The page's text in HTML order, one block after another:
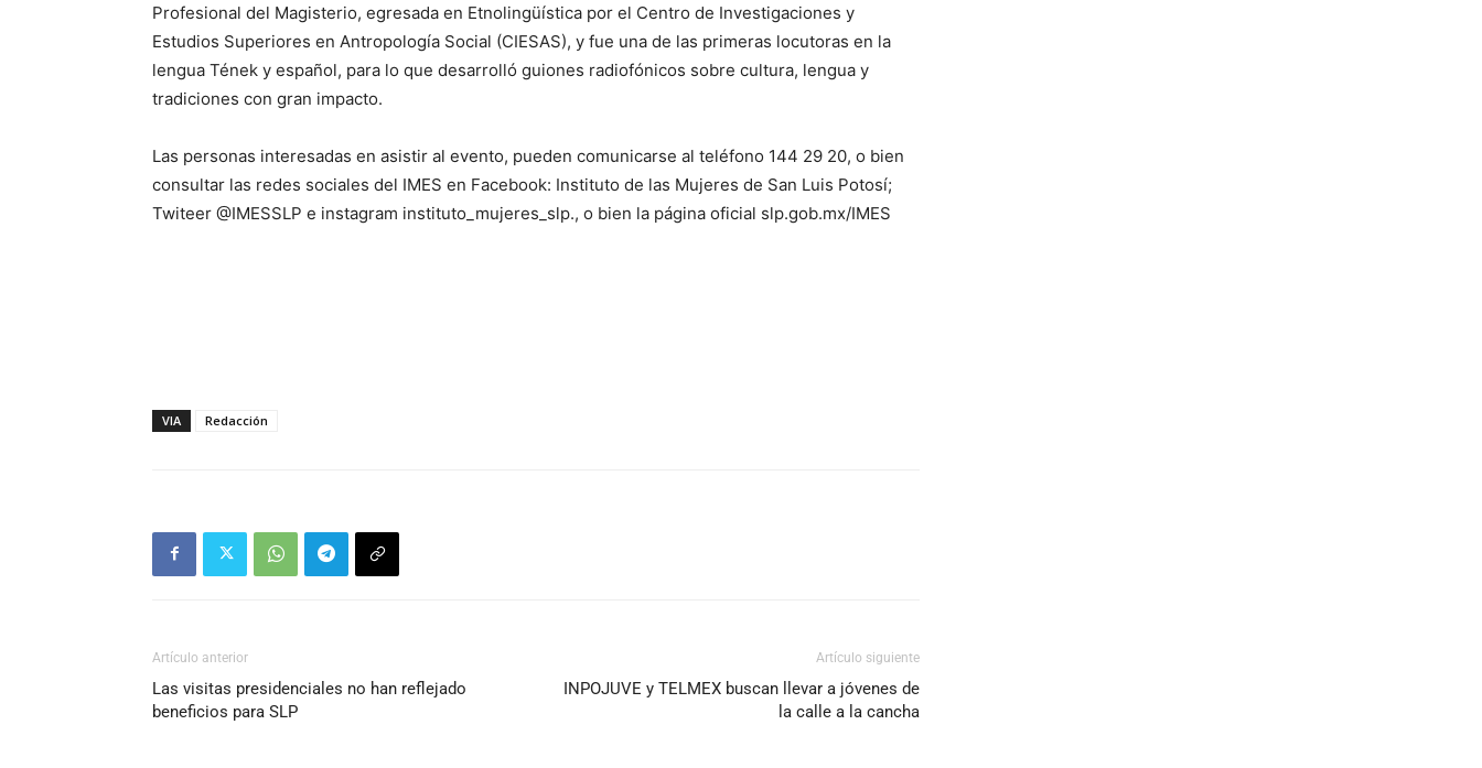
Profesional del Magisterio, egresada en Etnolingüística por el Centro de Investigaciones y
Estudios Superiores en Antropología Social (CIESAS), y fue una de las primeras locutoras en la
lengua Tének y español, para lo que desarrolló guiones radiofónicos sobre cultura, lengua y
tradiciones con gran impacto.
Las personas interesadas en asistir al evento, pueden comunicarse al teléfono 144 29 20, o bien
consultar las redes sociales del IMES en Facebook: Instituto de las Mujeres de San Luis Potosí;
Twiteer @IMESSLP e instagram instituto_mujeres_slp., o bien la página oficial slp.gob.mx/IMES
VIA Redacción
Artículo anterior
Las visitas presidenciales no han reflejado
beneficios para SLP
Artículo siguiente
INPOJUVE y TELMEX buscan llevar a jóvenes de
la calle a la cancha